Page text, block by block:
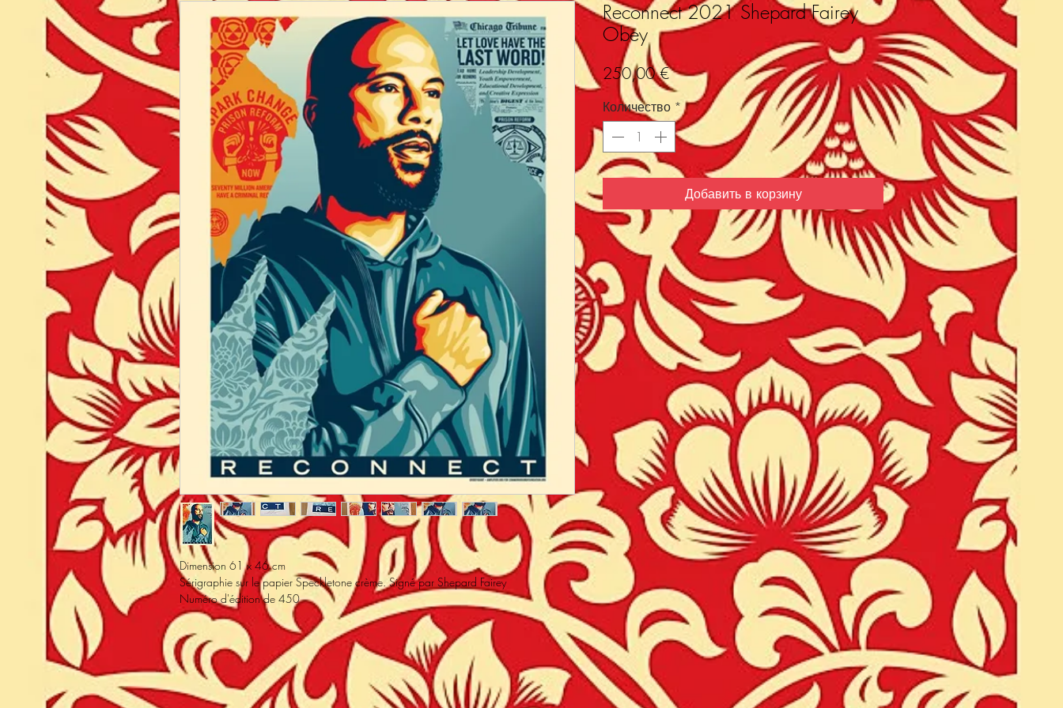
Dimension 61 x 46 cm
Sérigraphie sur le papier Speckletone crème. Signé par Shepard Fairey
Numéro d'édition de 450
Reconnect 2021 Shepard Fairey
Obey
250,00 €Цена
Количество *
Добавить в корзину